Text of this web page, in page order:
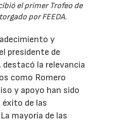
el primer Trofeo de
por FEEDA.
y
presidente de
destacó la relevancia
como Romero
y apoyo han sido
de las
mayoría de las